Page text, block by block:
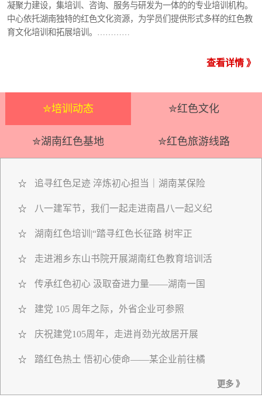
凝聚力建设，集培训、咨询、服务与研发为一体的的专业培训机构。
中心依托湖南独特的红色文化资源，为学员们提供形式多样的红色教
育文化培训和拓展培训。…………
查看详情 》
✮培训动态 ✮红色文化
✮湖南红色基地 ✮红色旅游线路
☆ 追寻红色足迹 淬炼初心担当｜湖南某保险
☆ 八一建军节，我们一起走进南昌八一起义纪
☆ 湖南红色培训|“踏寻红色长征路 树牢正
☆ 走进湘乡东山书院开展湖南红色教育培训活
☆ 传承红色初心 汲取奋进力量——湖南一国
☆ 建党 105 周年之际，外省企业可参照
☆ 庆祝建党105周年，走进肖劲光故居开展
☆ 踏红色热土 悟初心使命——某企业前往橘
更多 》